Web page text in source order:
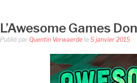
L’Awesome Games
Publié par Quentin Verwaerde le 5 janvier 2015